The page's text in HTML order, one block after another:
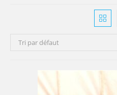
Tri par défaut